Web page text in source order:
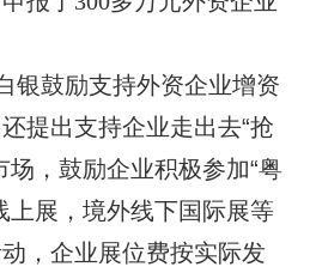
银鼓励支持外资企业增资
提出支持企业走出去“抢
场，鼓励企业积极参加“粤
上展，境外线下国际展等
，企业展位费按实际发